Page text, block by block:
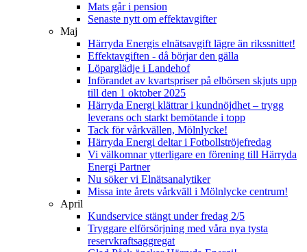
Mats går i pension
Senaste nytt om effektavgifter
Maj
Härryda Energis elnätsavgift lägre än rikssnittet!
Effektavgiften - då börjar den gälla
Löparglädje i Landehof
Införandet av kvartspriser på elbörsen skjuts upp
till den 1 oktober 2025
Härryda Energi klättrar i kundnöjdhet – trygg
leverans och starkt bemötande i topp
Tack för vårkvällen, Mölnlycke!
Härryda Energi deltar i Fotbollströjefredag
Vi välkomnar ytterligare en förening till Härryda
Energi Partner
Nu söker vi Elnätsanalytiker
Missa inte årets vårkväll i Mölnlycke centrum!
April
Kundservice stängt under fredag 2/5
Tryggare elförsörjning med våra nya tysta
reservkraftsaggregat